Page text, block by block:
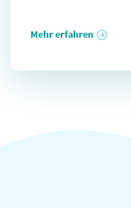
Mehr erfahren